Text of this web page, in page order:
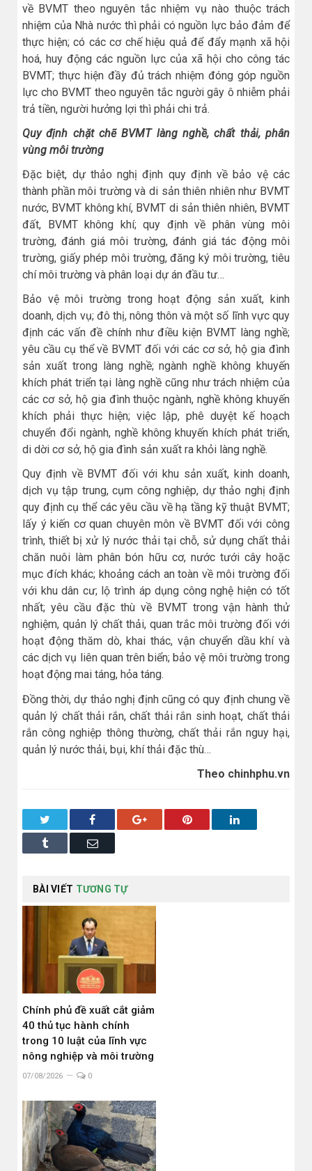
về BVMT theo nguyên tắc nhiệm vụ nào thuộc trách
nhiệm của Nhà nước thì phải có nguồn lực bảo đảm để
thực hiện; có các cơ chế hiệu quả để đẩy mạnh xã hội
hoá, huy động các nguồn lực của xã hội cho công tác
BVMT; thực hiện đầy đủ trách nhiệm đóng góp nguồn
lực cho BVMT theo nguyên tắc người gây ô nhiễm phải
trả tiền, người hưởng lợi thì phải chi trả.
Quy định chặt chẽ BVMT làng nghề, chất thải, phân
vùng môi trường
Đặc biệt, dự thảo nghị định quy định về bảo vệ các
thành phần môi trường và di sản thiên nhiên như BVMT
nước, BVMT không khí, BVMT di sản thiên nhiên, BVMT
đất, BVMT không khí; quy định về phân vùng môi
trường, đánh giá môi trường, đánh giá tác động môi
trường, giấy phép môi trường, đăng ký môi trường, tiêu
chí môi trường và phân loại dự án đầu tư…
Bảo vệ môi trường trong hoạt động sản xuất, kinh
doanh, dịch vụ; đô thị, nông thôn và một số lĩnh vực quy
định các vấn đề chính như điều kiện BVMT làng nghề;
yêu cầu cụ thể về BVMT đối với các cơ sở, hộ gia đình
sản xuất trong làng nghề; ngành nghề không khuyến
khích phát triển tại làng nghề cũng như trách nhiệm của
các cơ sở, hộ gia đình thuộc ngành, nghề không khuyến
khích phải thực hiện; việc lập, phê duyệt kế hoạch
chuyển đổi ngành, nghề không khuyến khích phát triển,
di dời cơ sở, hộ gia đình sản xuất ra khỏi làng nghề.
Quy định về BVMT đối với khu sản xuất, kinh doanh,
dịch vụ tập trung, cụm công nghiệp, dự thảo nghị định
quy định cụ thể các yêu cầu về hạ tầng kỹ thuật BVMT;
lấy ý kiến cơ quan chuyên môn về BVMT đối với công
trình, thiết bị xử lý nước thải tại chỗ, sử dụng chất thải
chăn nuôi làm phân bón hữu cơ, nước tưới cây hoặc
mục đích khác; khoảng cách an toàn về môi trường đối
với khu dân cư; lộ trình áp dụng công nghệ hiện có tốt
nhất; yêu cầu đặc thù về BVMT trong vận hành thử
nghiệm, quản lý chất thải, quan trắc môi trường đối với
hoạt động thăm dò, khai thác, vận chuyển dầu khí và
các dịch vụ liên quan trên biển; bảo vệ môi trường trong
hoạt động mai táng, hỏa táng.
Đồng thời, dự thảo nghị định cũng có quy định chung về
quản lý chất thải rắn, chất thải rắn sinh hoạt, chất thải
rắn công nghiệp thông thường, chất thải rắn nguy hại,
quản lý nước thải, bụi, khí thải đặc thù…
Theo chinhphu.vn
Facebook Google+ Pinterest LinkedIn
Tumblr Email
BÀI VIẾT TƯƠNG TỰ
Chính phủ đề xuất cắt giảm
40 thủ tục hành chính
trong 10 luật của lĩnh vực
nông nghiệp và môi trường
07/08/2026 0